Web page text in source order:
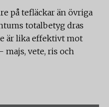
på tefläckar än övriga
totalbetyg dras
är lika effektivt mot
majs, vete, ris och